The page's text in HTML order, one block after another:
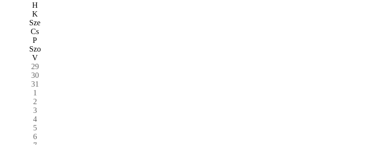
H
K
Sze
Cs
P
Szo
V
29
30
31
1
2
3
4
5
6